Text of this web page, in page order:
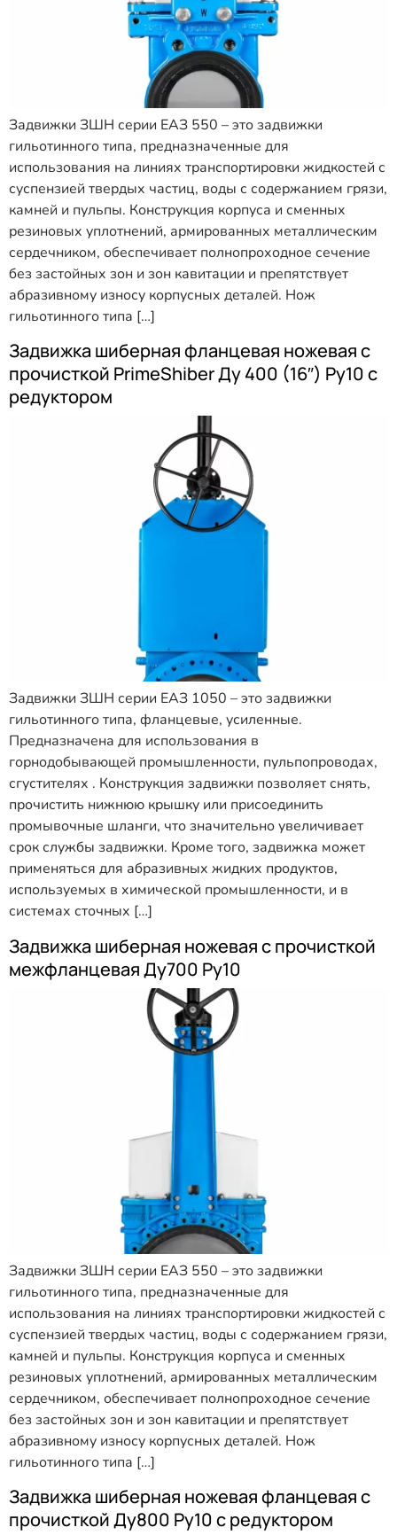
Задвижки ЗШН серии ЕАЗ 550 – это задвижки
гильотинного типа, предназначенные для
использования на линиях транспортировки жидкостей с
суспензией твердых частиц, воды с содержанием грязи,
камней и пульпы. Конструкция корпуса и сменных
резиновых уплотнений, армированных металлическим
сердечником, обеспечивает полнопроходное сечение
без застойных зон и зон кавитации и препятствует
абразивному износу корпусных деталей. Нож
гильотинного типа […]
Задвижка шиберная фланцевая ножевая с
прочисткой PrimeShiber Ду 400 (16″) Ру10 с
редуктором
Задвижки ЗШН серии ЕАЗ 1050 – это задвижки
гильотинного типа, фланцевые, усиленные.
Предназначена для использования в
горнодобывающей промышленности, пульпопроводах,
сгустителях . Конструкция задвижки позволяет снять,
прочистить нижнюю крышку или присоединить
промывочные шланги, что значительно увеличивает
срок службы задвижки. Кроме того, задвижка может
применяться для абразивных жидких продуктов,
используемых в химической промышленности, и в
системах сточных […]
Задвижка шиберная ножевая с прочисткой
межфланцевая Ду700 Ру10
Задвижки ЗШН серии ЕАЗ 550 – это задвижки
гильотинного типа, предназначенные для
использования на линиях транспортировки жидкостей с
суспензией твердых частиц, воды с содержанием грязи,
камней и пульпы. Конструкция корпуса и сменных
резиновых уплотнений, армированных металлическим
сердечником, обеспечивает полнопроходное сечение
без застойных зон и зон кавитации и препятствует
абразивному износу корпусных деталей. Нож
гильотинного типа […]
Задвижка шиберная ножевая фланцевая с
прочисткой Ду800 Ру10 с редуктором